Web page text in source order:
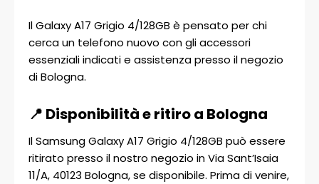
Il Galaxy A17 Grigio 4/128GB è pensato per chi
cerca un telefono nuovo con gli accessori
essenziali indicati e assistenza presso il negozio
di Bologna.
📍 Disponibilità e ritiro a Bologna
Il Samsung Galaxy A17 Grigio 4/128GB può essere
ritirato presso il nostro negozio in Via Sant’Isaia
11/A, 40123 Bologna, se disponibile. Prima di venire,